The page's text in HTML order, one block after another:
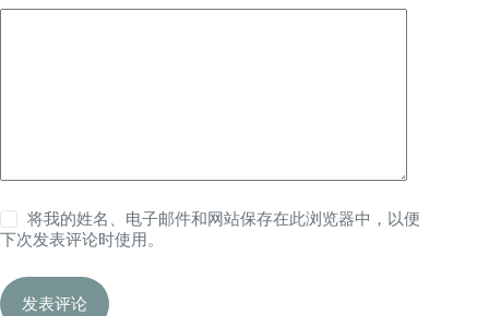
将我的姓名、电子邮件和网站保存在此浏览器中，以便
下次发表评论时使用。
发表评论